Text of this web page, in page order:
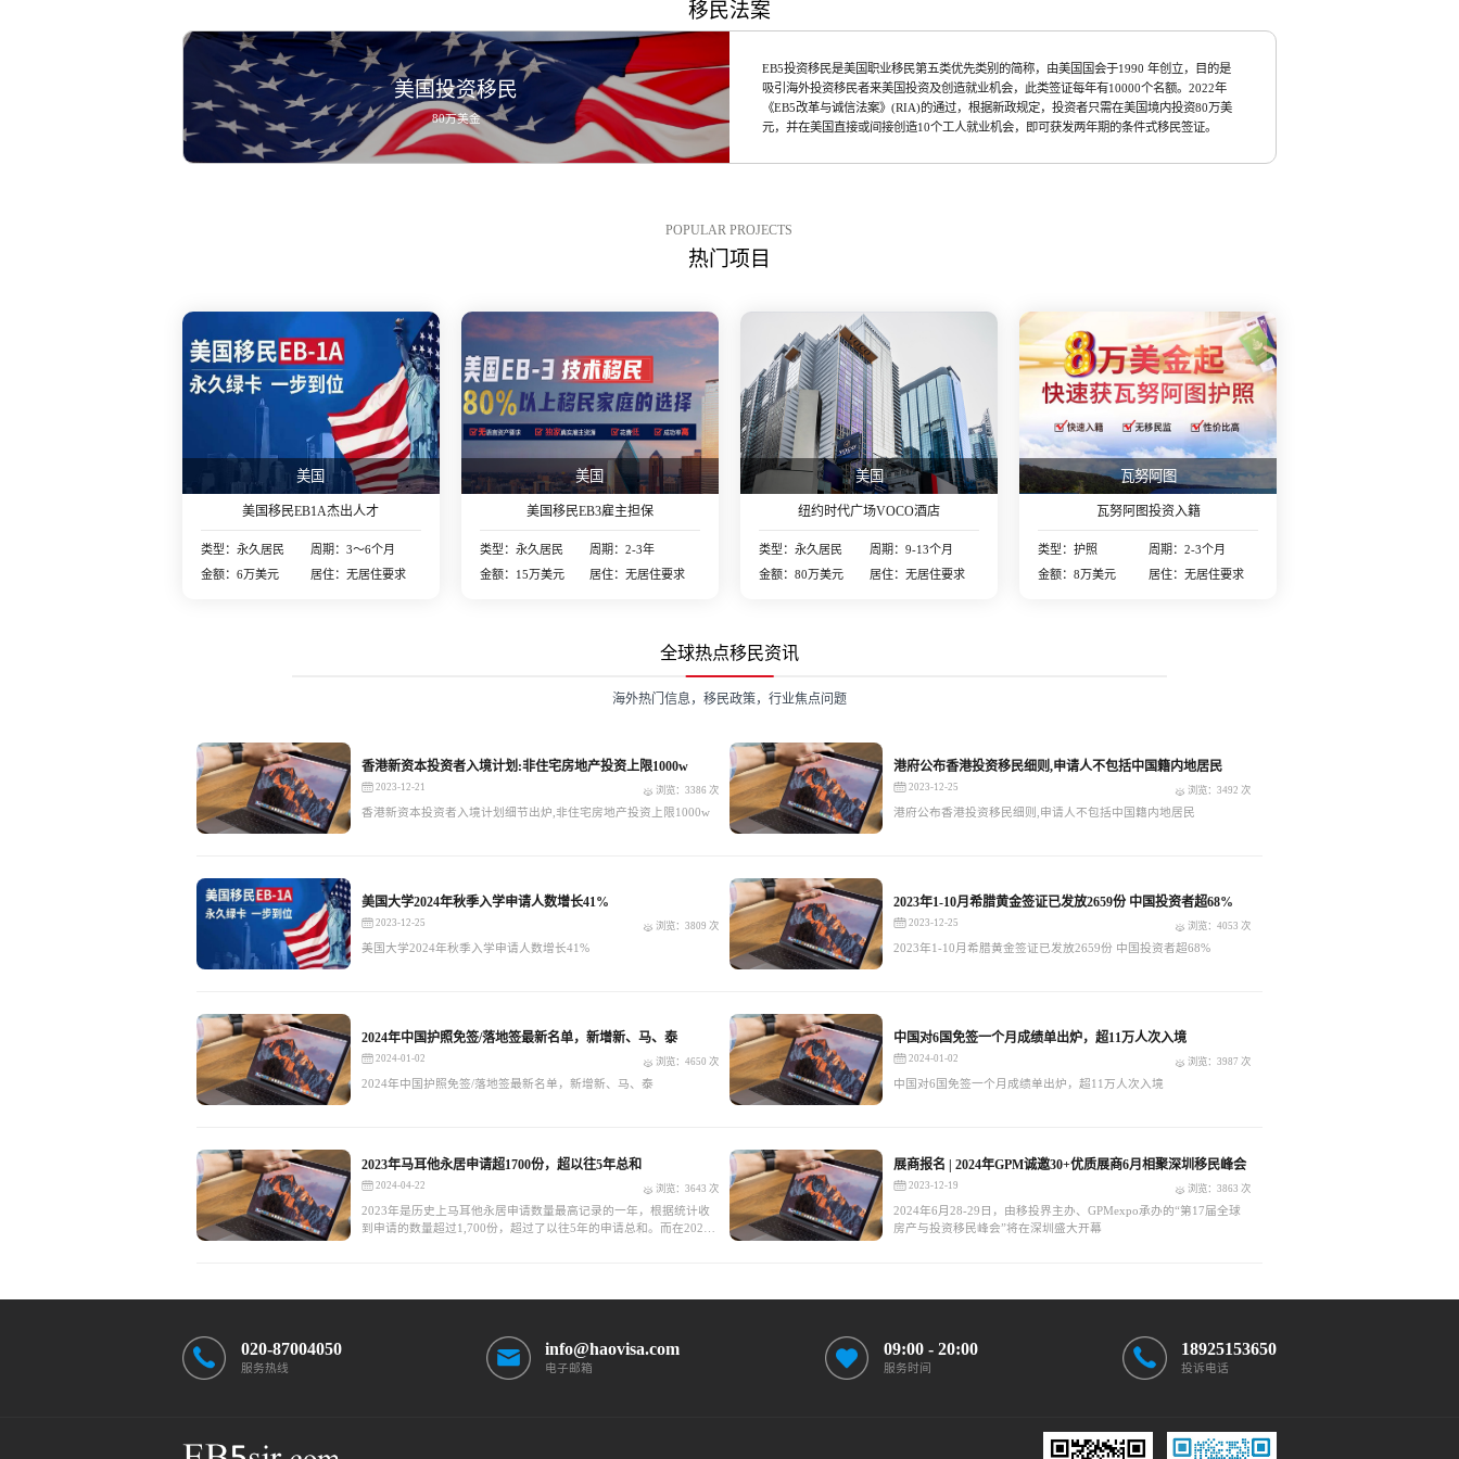
移民法案
美国投资移民
80万美金
EB5投资移民是美国职业移民第五类优先类别的简称，由美国国会于1990 年创立，目的是
吸引海外投资移民者来美国投资及创造就业机会，此类签证每年有10000个名额。2022年
《EB5改革与诚信法案》(RIA)的通过，根据新政规定，投资者只需在美国境内投资80万美
元，并在美国直接或间接创造10个工人就业机会，即可获发两年期的条件式移民签证。
POPULAR PROJECTS
热门项目
美国
美国移民EB1A杰出人才
类型：永久居民
周期：3～6个月
金额：6万美元
居住：无居住要求
美国
美国移民EB3雇主担保
类型：永久居民
周期：2-3年
金额：15万美元
居住：无居住要求
美国
纽约时代广场VOCO酒店
类型：永久居民
周期：9-13个月
金额：80万美元
居住：无居住要求
瓦努阿图
瓦努阿图投资入籍
类型：护照
周期：2-3个月
金额：8万美元
居住：无居住要求
全球热点移民资讯
海外热门信息，移民政策，行业焦点问题
香港新资本投资者入境计划:非住宅房地产投资上限1000w
2023-12-21 浏览：3386 次
香港新资本投资者入境计划细节出炉,非住宅房地产投资上限1000w
港府公布香港投资移民细则,申请人不包括中国籍内地居民
2023-12-25 浏览：3492 次
港府公布香港投资移民细则,申请人不包括中国籍内地居民
美国大学2024年秋季入学申请人数增长41%
2023-12-25 浏览：3809 次
美国大学2024年秋季入学申请人数增长41%
2023年1-10月希腊黄金签证已发放2659份 中国投资者超68%
2023-12-25 浏览：4053 次
2023年1-10月希腊黄金签证已发放2659份 中国投资者超68%
2024年中国护照免签/落地签最新名单，新增新、马、泰
2024-01-02 浏览：4650 次
2024年中国护照免签/落地签最新名单，新增新、马、泰
中国对6国免签一个月成绩单出炉，超11万人次入境
2024-01-02 浏览：3987 次
中国对6国免签一个月成绩单出炉，超11万人次入境
2023年马耳他永居申请超1700份，超以往5年总和
2024-04-22 浏览：3643 次
2023年是历史上马耳他永居申请数量最高记录的一年，根据统计收
到申请的数量超过1,700份，超过了以往5年的申请总和。而在2023
展商报名 | 2024年GPM诚邀30+优质展商6月相聚深圳移民峰会
2023-12-19 浏览：3863 次
2024年6月28-29日，由移投界主办、GPMexpo承办的“第17届全球
房产与投资移民峰会”将在深圳盛大开幕
020-87004050
服务热线
info@haovisa.com
电子邮箱
09:00 - 20:00
服务时间
18925153650
投诉电话